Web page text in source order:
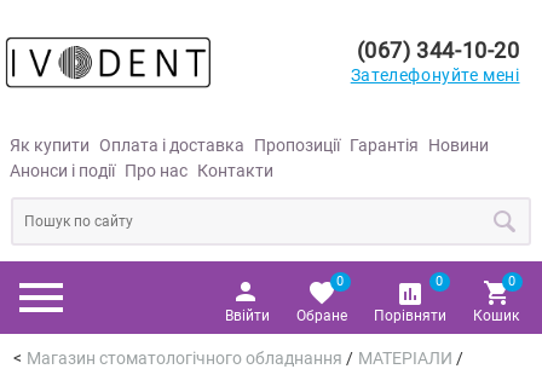
Як купити Оплата і доставка Пропозиції Гарантія
Новини
Анонси і події Про нас Контакти
(067) 344-10-20
Зателефонуйте мені
Ввійти Обране
0
Порівняти
0
Кошик
0
Магазин стоматологічного обладнання / МАТЕРІАЛИ /